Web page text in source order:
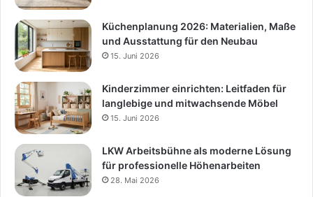
Küchenplanung 2026: Materialien, Maße
und Ausstattung für den Neubau
15. Juni 2026
Kinderzimmer einrichten: Leitfaden für
langlebige und mitwachsende Möbel
15. Juni 2026
LKW Arbeitsbühne als moderne Lösung
für professionelle Höhenarbeiten
28. Mai 2026